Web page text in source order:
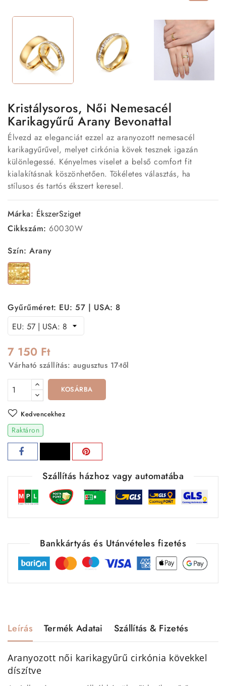
Kristálysoros, Női Nemesacél
Karikagyűrű Arany Bevonattal
Élvezd az eleganciát ezzel az aranyozott nemesacél
karikagyűrűvel, melyet cirkónia kövek tesznek igazán
különlegessé. Kényelmes viselet a belső comfort fit
kialakításnak köszönhetően. Tökéletes választás, ha
stílusos és tartós ékszert keresel.
Márka: ÉkszerSziget
Cikkszám: 60030W
Szín: Arany
Arany
Gyűrűméret: EU: 57 | USA: 8
7 150 Ft
Várható szállítás: augusztus 17-től
KOSÁRBA
Kedvencekhez
Raktáron
Szállítás házhoz vagy automatába
Bankkártyás és Utánvételes fizetés
Leírás Termék Adatai Szállítás & Fizetés
Aranyozott női karikagyűrű cirkónia kövekkel
díszítve